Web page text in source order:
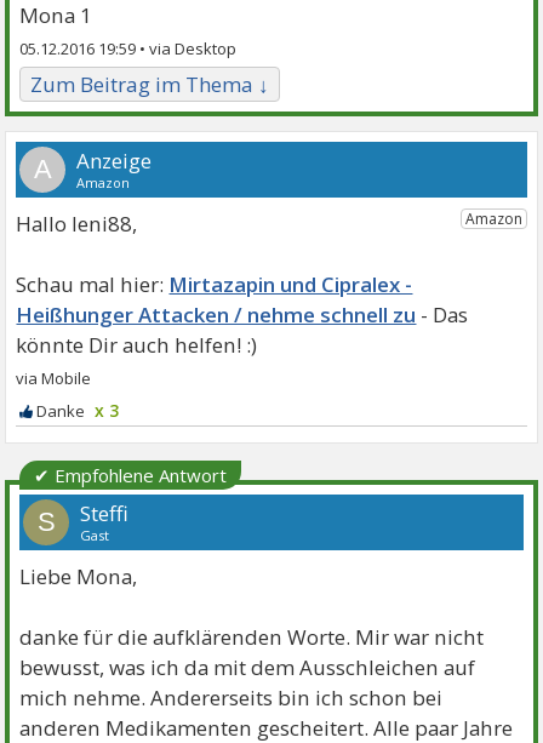
Mona 1
05.12.2016 19:59 •
Zum Beitrag im Thema ↓
A
Hallo leni88,
Mirtazapin und Cipralex -
Heißhunger Attacken / nehme schnell zu
x 3
✔ Empfohlene Antwort
S Steffi
Gast
Liebe Mona,
danke für die aufklärenden Worte. Mir war nicht
bewusst, was ich da mit dem Ausschleichen auf
mich nehme. Andererseits bin ich schon bei
anderen Medikamenten gescheitert. Alle paar Jahre